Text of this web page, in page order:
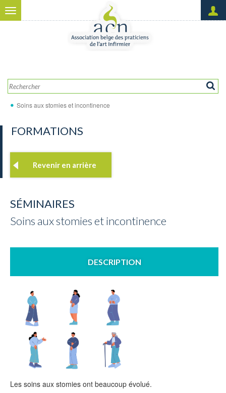
Aller au contenu principal
de passe
Toggle
navigation
Soins aux stomies et incontinence
FORMATIONS
Revenir en arrière
SÉMINAIRES
Soins aux stomies et incontinence
DESCRIPTION
Les soins aux stomies ont beaucoup évolué.